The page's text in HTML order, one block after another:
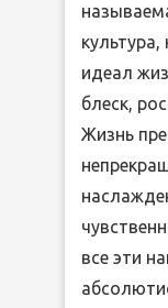
идеал
блеск,
Жизнь
все эти